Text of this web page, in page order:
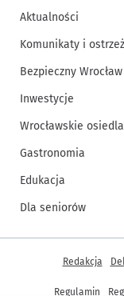
Aktualności
Komunikaty i
Bezpieczny Wrocław
Inwestycje
Wrocławskie osiedla
Gastronomia
Edukacja
Dla seniorów
Inne
Redakcja
Regulamin